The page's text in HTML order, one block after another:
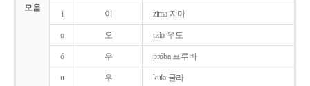
모음
i 이 zima 지마
o 오 udo 우도
ó 우 próba 프루바
u 우 kula 쿨라